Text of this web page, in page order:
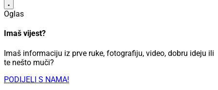
Oglas
Imaš vijest?
Imaš informaciju iz prve ruke, fotografiju, video, dobru ideju ili
te nešto muči?
PODIJELI S NAMA!